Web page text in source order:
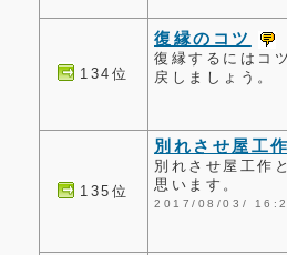
134位
復縁のコツ
復縁するにはコ
戻しましょう。
135位
別れさせ屋工作
別れさせ屋工作
思います。
2017/08/03/